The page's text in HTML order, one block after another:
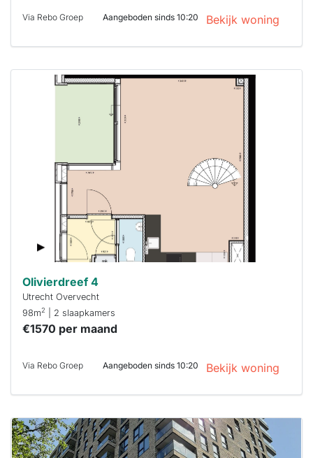
Via Rebo Groep Aangeboden sinds 10:20 Bekijk woning
al verhuurd
reageren.
Stekkies helpt
je hierbij!
Olivierdreef 4
Utrecht Overvecht
98m2 | 2 slaapkamers
€1570 per maand
Via Rebo Groep Aangeboden sinds 10:20 Bekijk woning
Deze woning
is